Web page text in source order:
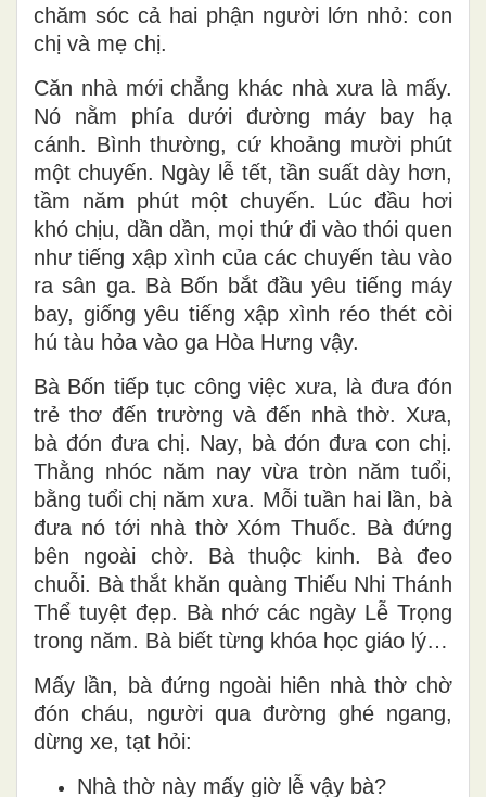
chăm sóc cả hai phận người lớn nhỏ: con
chị và mẹ chị.
Căn nhà mới chẳng khác nhà xưa là mấy.
Nó nằm phía dưới đường máy bay hạ
cánh. Bình thường, cứ khoảng mười phút
một chuyến. Ngày lễ tết, tần suất dày hơn,
tầm năm phút một chuyến. Lúc đầu hơi
khó chịu, dần dần, mọi thứ đi vào thói quen
như tiếng xập xình của các chuyến tàu vào
ra sân ga. Bà Bốn bắt đầu yêu tiếng máy
bay, giống yêu tiếng xập xình réo thét còi
hú tàu hỏa vào ga Hòa Hưng vậy.
Bà Bốn tiếp tục công việc xưa, là đưa đón
trẻ thơ đến trường và đến nhà thờ. Xưa,
bà đón đưa chị. Nay, bà đón đưa con chị.
Thằng nhóc năm nay vừa tròn năm tuổi,
bằng tuổi chị năm xưa. Mỗi tuần hai lần, bà
đưa nó tới nhà thờ Xóm Thuốc. Bà đứng
bên ngoài chờ. Bà thuộc kinh. Bà đeo
chuỗi. Bà thắt khăn quàng Thiếu Nhi Thánh
Thể tuyệt đẹp. Bà nhớ các ngày Lễ Trọng
trong năm. Bà biết từng khóa học giáo lý…
Mấy lần, bà đứng ngoài hiên nhà thờ chờ
đón cháu, người qua đường ghé ngang,
dừng xe, tạt hỏi:
Nhà thờ này mấy giờ lễ vậy bà?